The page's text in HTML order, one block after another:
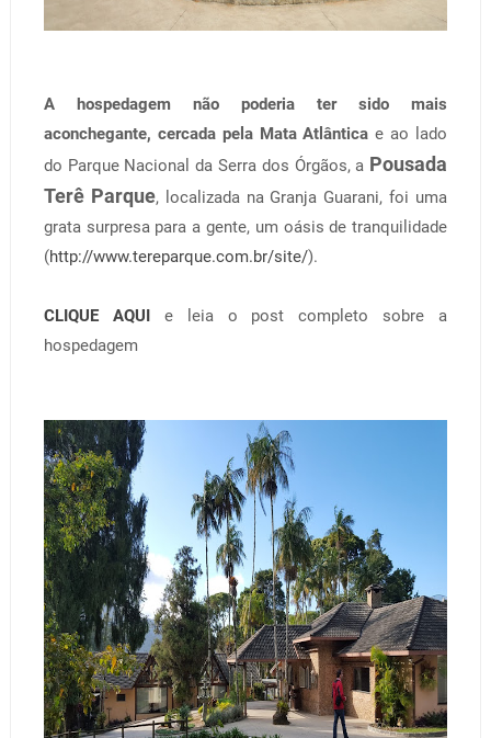
A hospedagem não poderia ter sido mais
aconchegante, cercada pela Mata Atlânticae ao lado
do Parque Nacional da Serra dos Órgãos, a Pousada
Terê Parque, localizada na Granja Guarani, foi uma
grata surpresa para a gente, um oásis de tranquilidade
(http://www.tereparque.com.br/site/).
CLIQUE AQUIe leia o post completo sobre a
hospedagem